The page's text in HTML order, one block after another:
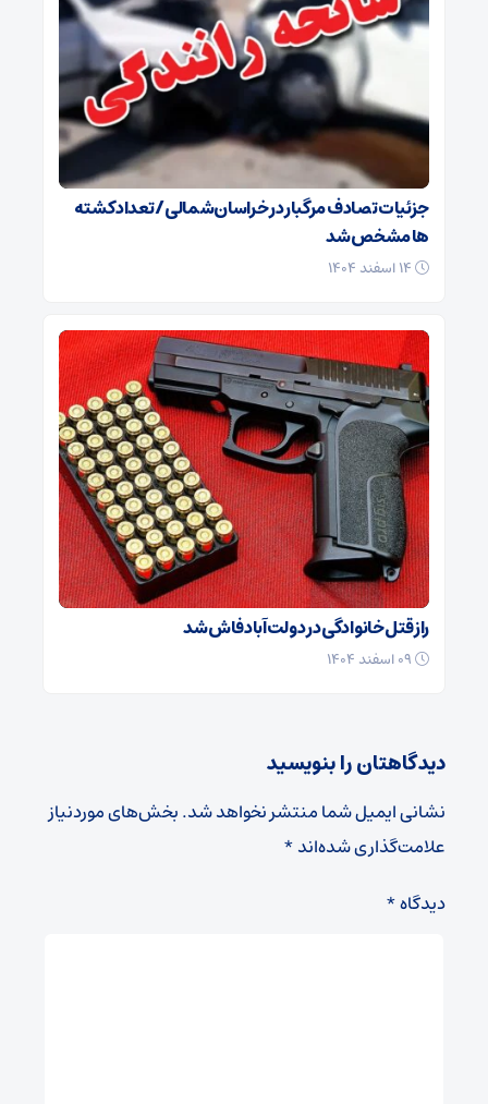
جزئیات تصادف مرگبار در خراسان‌شمالی/ تعداد کشته
ها مشخص شد
راز قتل خانوادگی در دولت‌آباد فاش شد
دیدگاهتان را بنویسید
نشانی ایمیل شما منتشر نخواهد شد.بخش‌های موردنیاز
علامت‌گذاری شده‌اند*
دیدگاه*